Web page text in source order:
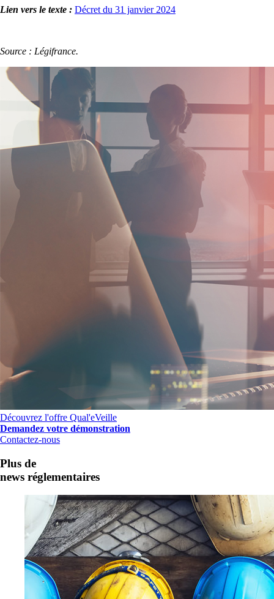
Lien vers le texte : Décret du 31 janvier 2024
Source : Légifrance.
Découvrez l'offre Qual'eVeille
Demandez votre démonstration
Contactez-nous
Plus de
news réglementaires